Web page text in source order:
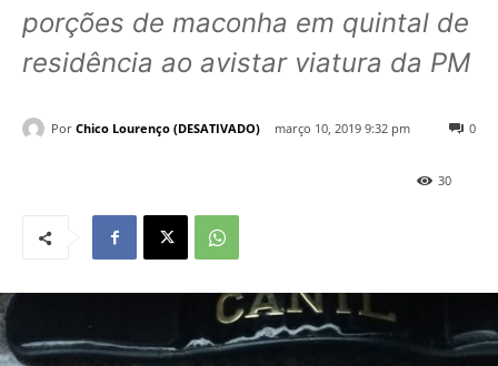
porções de maconha em quintal de
residência ao avistar viatura da PM
Por Chico Lourenço (DESATIVADO) março 10, 2019 9:32 pm 0
30